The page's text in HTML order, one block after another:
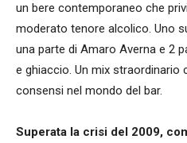
un bere contemporaneo che
moderato tenore alcolico. Uno
una parte di Amaro Averna e 2
e ghiaccio. Un mix straordinario
consensi nel mondo del bar.
Superata la crisi del 2009,